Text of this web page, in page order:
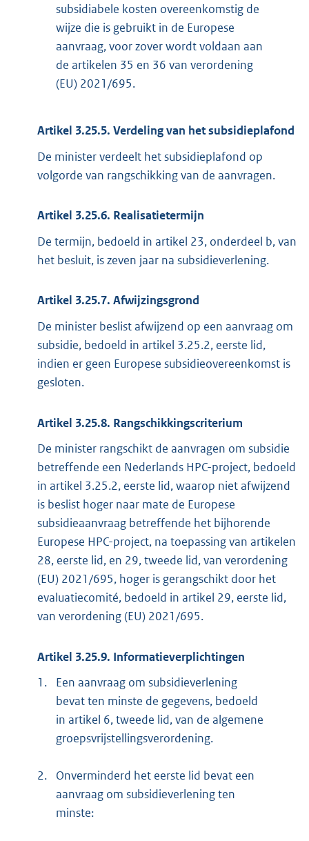
subsidiabele kosten overeenkomstig de
wijze die is gebruikt in de Europese
aanvraag, voor zover wordt voldaan aan
de artikelen 35 en 36 van verordening
(EU) 2021/695.
Artikel 3.25.5. Verdeling van het subsidieplafond
De minister verdeelt het subsidieplafond op
volgorde van rangschikking van de aanvragen.
Artikel 3.25.6. Realisatietermijn
De termijn, bedoeld in artikel 23, onderdeel b, van
het besluit, is zeven jaar na subsidieverlening.
Artikel 3.25.7. Afwijzingsgrond
De minister beslist afwijzend op een aanvraag om
subsidie, bedoeld in artikel 3.25.2, eerste lid,
indien er geen Europese subsidieovereenkomst is
gesloten.
Artikel 3.25.8. Rangschikkingscriterium
De minister rangschikt de aanvragen om subsidie
betreffende een Nederlands HPC-project, bedoeld
in artikel 3.25.2, eerste lid, waarop niet afwijzend
is beslist hoger naar mate de Europese
subsidieaanvraag betreffende het bijhorende
Europese HPC-project, na toepassing van artikelen
28, eerste lid, en 29, tweede lid, van verordening
(EU) 2021/695, hoger is gerangschikt door het
evaluatiecomité, bedoeld in artikel 29, eerste lid,
van verordening (EU) 2021/695.
Artikel 3.25.9. Informatieverplichtingen
1.
Een aanvraag om subsidieverlening
bevat ten minste de gegevens, bedoeld
in artikel 6, tweede lid, van de algemene
groepsvrijstellingsverordening.
2.
Onverminderd het eerste lid bevat een
aanvraag om subsidieverlening ten
minste: